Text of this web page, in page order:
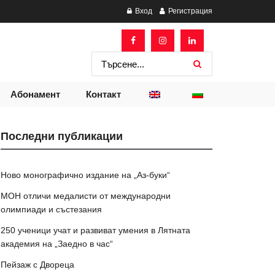
Вход Регистрация
Абонамент Контакт
Последни публикации
Ново монографично издание на „Аз-буки“
МОН отличи медалисти от международни
олимпиади и състезания
250 ученици учат и развиват умения в Лятната
академия на „Заедно в час“
Пейзаж с Двореца